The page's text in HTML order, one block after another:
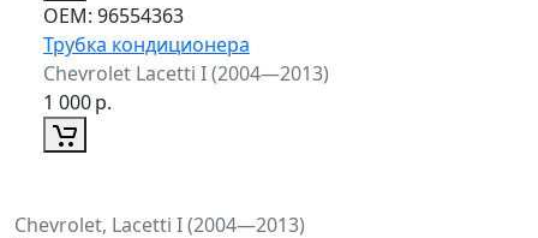
ОЕМ: 96554363
Трубка кондиционера
Chevrolet Lacetti I (2004—2013)
1 000р.
Chevrolet, Lacetti I (2004—2013)